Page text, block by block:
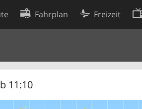
Fahrplan Freizeit
11:10
Cookie-Einstellungen